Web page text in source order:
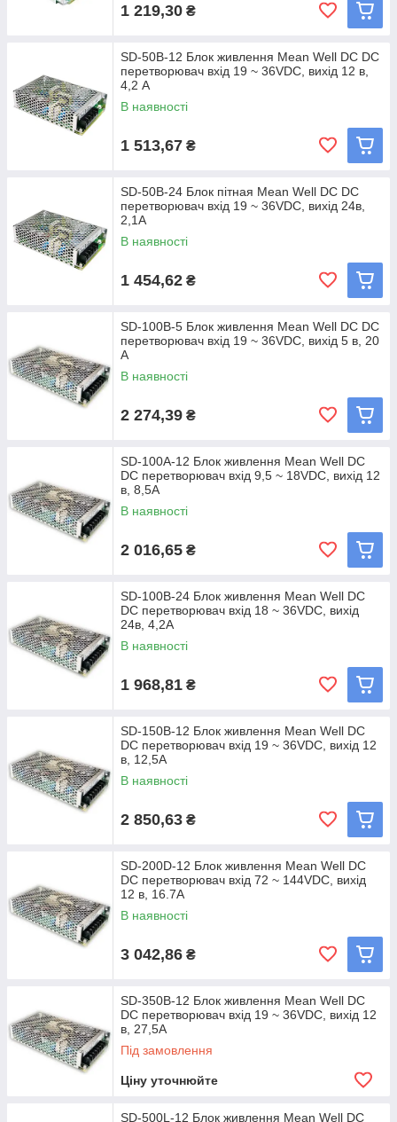
1 219,30 ₴
SD-50B-12 Блок живлення Mean Well DC DC
перетворювач вхід 19 ~ 36VDC, вихід 12 в,
4,2 A
В наявності
1 513,67 ₴
SD-50B-24 Блок пітная Mean Well DC DC
перетворювач вхід 19 ~ 36VDC, вихід 24в,
2,1A
В наявності
1 454,62 ₴
SD-100B-5 Блок живлення Mean Well DC DC
перетворювач вхід 19 ~ 36VDC, вихід 5 в, 20
A
В наявності
2 274,39 ₴
SD-100A-12 Блок живлення Mean Well DC
DC перетворювач вхід 9,5 ~ 18VDC, вихід 12
в, 8,5A
В наявності
2 016,65 ₴
SD-100B-24 Блок живлення Mean Well DC
DC перетворювач вхід 18 ~ 36VDC, вихід
24в, 4,2A
В наявності
1 968,81 ₴
SD-150B-12 Блок живлення Mean Well DC
DC перетворювач вхід 19 ~ 36VDC, вихід 12
в, 12,5A
В наявності
2 850,63 ₴
SD-200D-12 Блок живлення Mean Well DC
DC перетворювач вхід 72 ~ 144VDC, вихід
12 в, 16.7A
В наявності
3 042,86 ₴
SD-350B-12 Блок живлення Mean Well DC
DC перетворювач вхід 19 ~ 36VDC, вихід 12
в, 27,5A
Під замовлення
Ціну уточнюйте
SD-500L-12 Блок живлення Mean Well DC